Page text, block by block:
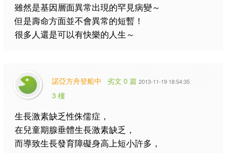
雖然是基因層面異常出現的罕見病變～
但是壽命方面並不會異常的短暫！
很多人還是可以有快樂的人生～
諾亞方舟登船中 劣文 0 篇 2013-11-19 18:54:35
3 樓
生長激素缺乏性侏儒症，
在兒童期腺垂體生長激素缺乏，
而導致生長發育障礙身高上短小許多，